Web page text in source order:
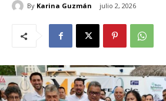
By Karina Guzmán julio 2, 2026